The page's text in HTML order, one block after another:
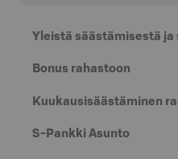
Yleistä säästämisestä
Bonus rahastoon
Kuukausisäästäminen
S-Pankki Asunto